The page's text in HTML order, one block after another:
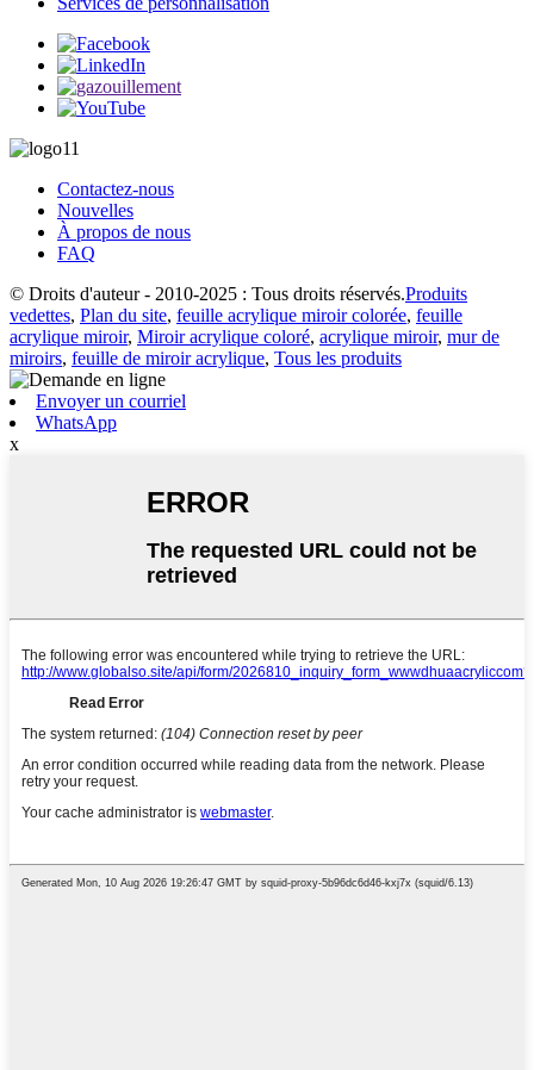
Contactez-nous
Nouvelles
À propos de nous
FAQ
© Droits d'auteur - 2010-2025 : Tous droits réservés.Produits
vedettes, Plan du site, feuille acrylique miroir colorée, feuille
acrylique miroir, Miroir acrylique coloré, acrylique miroir, mur de
miroirs, feuille de miroir acrylique, Tous les produits
Envoyer un courriel
WhatsApp
x